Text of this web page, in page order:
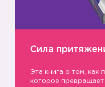
Сила
Эта книга о том, как
которое